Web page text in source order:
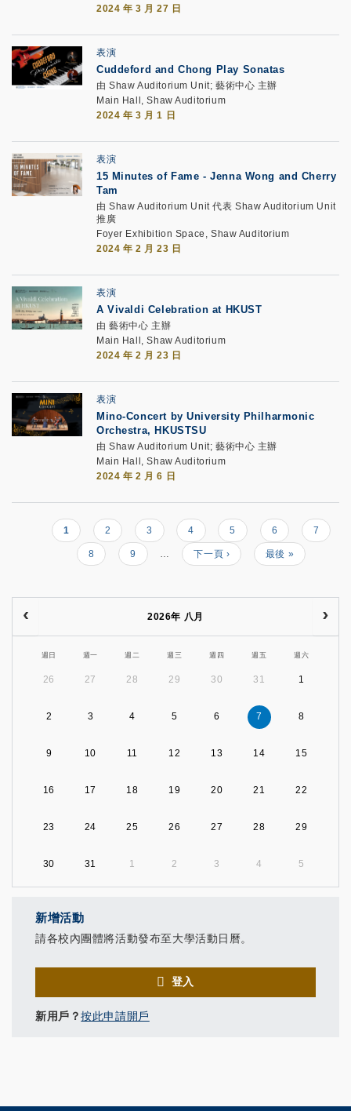
2024 年 3 月 27 日
表演
Cuddeford and Chong Play Sonatas
由 Shaw Auditorium Unit; 藝術中心 主辦
Main Hall, Shaw Auditorium
2024 年 3 月 1 日
表演
15 Minutes of Fame - Jenna Wong and Cherry
Tam
由 Shaw Auditorium Unit 代表 Shaw Auditorium Unit
推廣
Foyer Exhibition Space, Shaw Auditorium
2024 年 2 月 23 日
表演
A Vivaldi Celebration at HKUST
由 藝術中心 主辦
Main Hall, Shaw Auditorium
2024 年 2 月 23 日
表演
Mino-Concert byUniversity Philharmonic
Orchestra, HKUSTSU
由 Shaw Auditorium Unit; 藝術中心 主辦
Main Hall, Shaw Auditorium
2024 年 2 月 6 日
Pagination
目
前
1
頁
面
2
頁
面
3
頁
面
4
頁
面
5
頁
面
6
頁
面
7
頁
面
8
頁
面
9 …
Next
page
下一頁 ›
Last
page
最後 »
2026年 八月
週日 週一 週二 週三 週四 週五 週六
26 27 28 29 30 31 1
2 3 4 5 6 7 8
9 10 11 12 13 14 15
16 17 18 19 20 21 22
23 24 25 26 27 28 29
30 31 1 2 3 4 5
新增活動
請各校內團體將活動發布至大學活動日曆。
登入
新用戶？按此申請開戶